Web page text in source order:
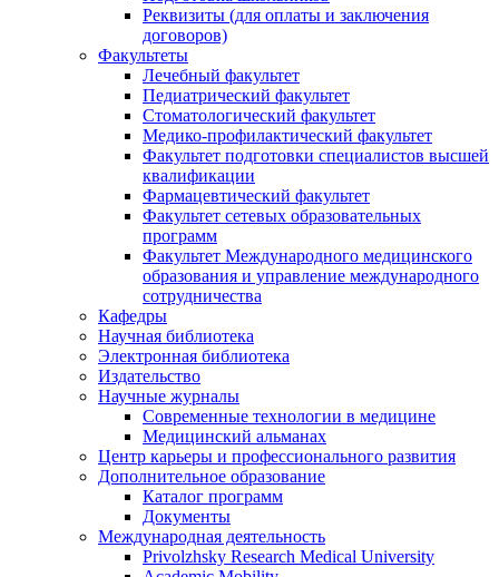
Реквизиты (для оплаты и заключения
договоров)
Факультеты
Лечебный факультет
Педиатрический факультет
Стоматологический факультет
Медико-профилактический факультет
Факультет подготовки специалистов высшей
квалификации
Фармацевтический факультет
Факультет сетевых образовательных
программ
Факультет Международного медицинского
образования и управление международного
сотрудничества
Кафедры
Научная библиотека
Электронная библиотека
Издательство
Научные журналы
Современные технологии в медицине
Медицинский альманах
Центр карьеры и профессионального развития
Дополнительное образование
Каталог программ
Документы
Международная деятельность
Privolzhsky Research Medical University